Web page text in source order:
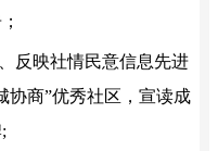
映社情民意信息先进
协商”优秀社区，宣读成